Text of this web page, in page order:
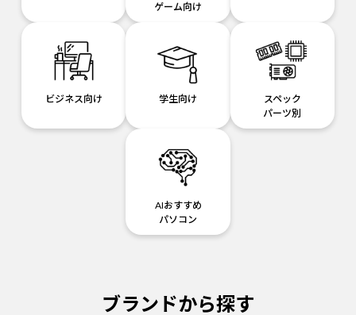
ゲーム向け
ビジネス向け 学生向け
スペック
パーツ別
AIおすすめ
パソコン
ブランドから探す